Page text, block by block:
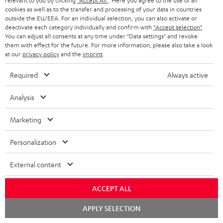
g
SMART HOME
BLUETOOTH-LAUTSPRECHER
KOPFHÖRER
BLUETOOTH-KOPFHÖRER
STEREOANLAGEN
LAUTSPRECHER
ULTIMA-SERIE
IN-EAR-KOPFHÖRER
GESCHÄFTSKUNDEN
PARTNERPROGRAMM
BLOG
NEWSLETTER
STORES
DEINE VORTEILE BEI TEUFEL
TEUFEL STORY
UNSER MANAGEMENT
UNSERE WERTE
ÖSTERREICH
SCHWEIZ
NIEDERLANDE
FRANKREICH
POLEN
ITALIEN
Technische Änderungen, Tippfehler und Irrtum vorbehalten. Das auf unseren
Fotos abgebildete Zubehör ist nicht im Lieferumfang enthalten. Etwaige
Entsorgungsgebühren für Batterien sind im Preis inbegriffen.
©2026 Lautsprecher Teufel GmbH - All rights reserved.
cookies as well as to the transfer and processing of your data in countries
outside the EU/EEA. For an individual selection, you can also activate or
deactivate each category individually and confirm with "Accept selection"
You can adjust all consents at any time under "Data settings" and revoke
them with effect for the future. For more information, please also take a look
at our privacy policyand the imprint
Required Always active
Analysis
Marketing
Personalization
External content
ACCEPT ALL
APPLY SELECTION